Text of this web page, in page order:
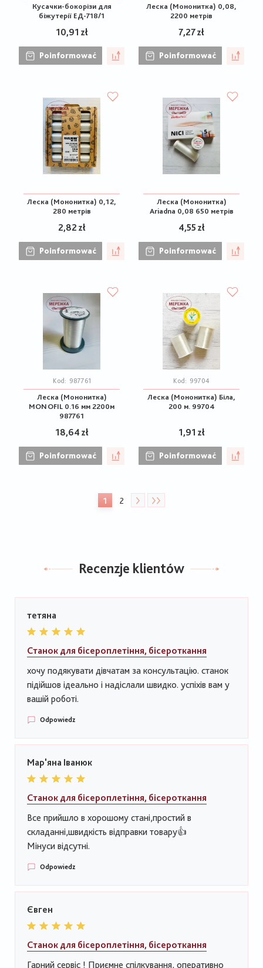
Кусачки-бокорізи для
біжутерії ЕД-718/1
10,91 zł
Poinformować
Леска (Мононитка) 0,08,
2200 метрів
7,27 zł
Poinformować
Леска (Мононитка) 0,12,
280 метрів
2,82 zł
Poinformować
Леска (Мононитка)
Ariadna 0,08 650 метрів
4,55 zł
Poinformować
Kod: 987761
Леска (Мононитка)
MONOFIL 0.16 мм 2200м
987761
18,64 zł
Poinformować
Kod: 99704
Леска (Мононитка) Біла,
200 м. 99704
1,91 zł
Poinformować
Stronicowanie
Bieżąca
1 Strona
2
Recenzje klientów
тетяна
Станок для бісероплетіння, бісероткання
хочу подякувати дівчатам за консультацію. станок
підійшов ідеально і надіслали швидко. успіхів вам у
вашій роботі.
Odpowiedz
Мар'яна Іванюк
Станок для бісероплетіння, бісероткання
Все прийшло в хорошому стані,простий в
складанні,швидкість відправки товару👍
Мінуси відсутні.
Odpowiedz
Євген
Станок для бісероплетіння, бісероткання
Гарний сервіс ! Приємне спілкування, оперативно